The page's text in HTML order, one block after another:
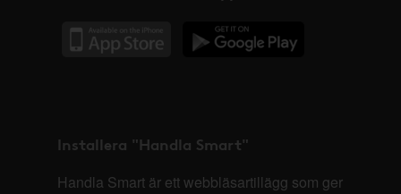
Installera "Handla Smart"
Handla Smart är ett webbläsartillägg som ger